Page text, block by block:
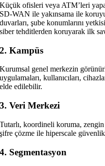
Küçük ofisleri veya ATM’leri
SD-WAN ile yakınsama ile
duvarları, şube konumlarını
siber tehditlerden koruyarak ilk
2. Kampüs
Kurumsal genel merkezin
uygulamaları, kullanıcıları,
elde edilebilir.
3. Veri Merkezi
Tutarlı, koordineli koruma,
şifre çözme ile hiperscale
4. Segmentasyon